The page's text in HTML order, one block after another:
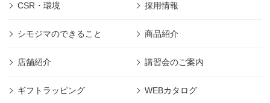
CSR・環境 採用情報
シモジマのできること 商品紹介
店舗紹介 講習会のご案内
ギフトラッピング WEBカタログ